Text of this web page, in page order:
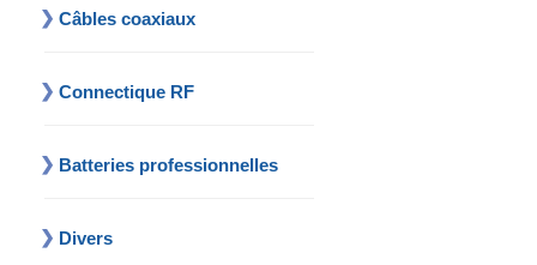
Câbles coaxiaux
Connectique RF
Batteries professionnelles
Divers